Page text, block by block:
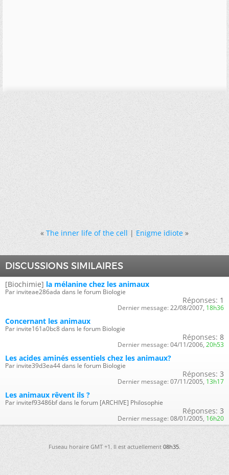
« The inner life of the cell|Enigme idiote »
DISCUSSIONS SIMILAIRES
[Biochimie] la mélanine chez les animaux
Par inviteae286ada dans le forum Biologie
Réponses: 1
Dernier message: 22/08/2007, 18h36
Concernant les animaux
Par invite161a0bc8 dans le forum Biologie
Réponses: 8
Dernier message: 04/11/2006, 20h53
Les acides aminés essentiels chez les animaux?
Par invite39d3ea44 dans le forum Biologie
Réponses: 3
Dernier message: 07/11/2005, 13h17
Les animaux rêvent ils ?
Par invitef93486bf dans le forum [ARCHIVE] Philosophie
Réponses: 3
Dernier message: 08/01/2005, 16h20
Fuseau horaire GMT +1. Il est actuellement08h35.